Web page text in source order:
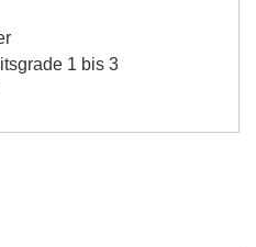
1 bis 3